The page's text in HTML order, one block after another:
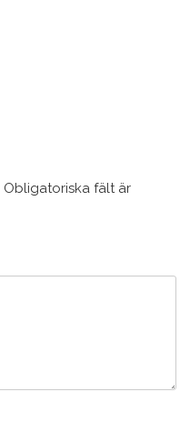
Obligatoriska fält är